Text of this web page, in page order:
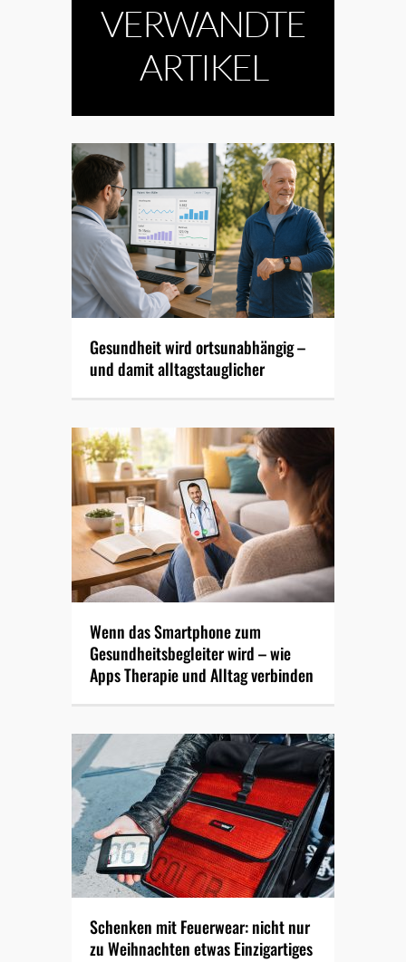
VERWANDTE
ARTIKEL
Gesundheit wird ortsunabhängig –
und damit alltagstauglicher
Wenn das Smartphone zum
Gesundheitsbegleiter wird – wie
Apps Therapie und Alltag verbinden
Schenken mit Feuerwear: nicht nur
zu Weihnachten etwas Einzigartiges